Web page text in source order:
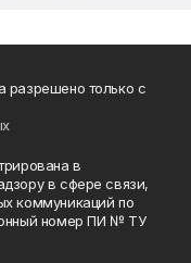
разрешено только с
в
в сфере связи,
коммуникаций по
номер ПИ № ТУ